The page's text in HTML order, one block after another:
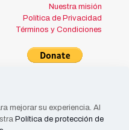
Nuestra misión
Política de Privacidad
Términos y Condiciones
mejorar su experiencia. Al
Política de protección de